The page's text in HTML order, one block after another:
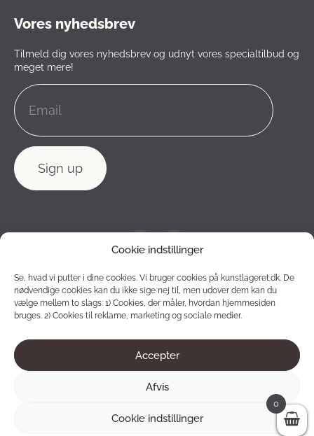
Cookie indstillinger
Se, hvad vi putter i dine cookies. Vi bruger cookies på kunstlageret.dk. De
nødvendige cookies kan du ikke sige nej til, men udover dem kan du
vælge mellem to slags: 1) Cookies, der måler, hvordan hjemmesiden
bruges. 2) Cookies til reklame, marketing og sociale medier.
Accepter
Afvis
Cookie indstillinger
Vores nyhedsbrev
Tilmeld dig vores nyhedsbrev og udnyt vores specialtilbud og
meget mere!
2012 - 2026 © Konstlagret. All rights reserved.
0